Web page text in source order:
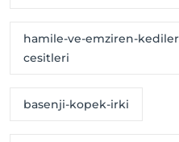
hamile-ve-emziren-
cesitleri
basenji-kopek-irki